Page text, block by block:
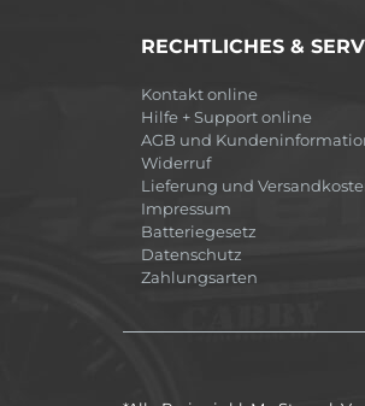
RECHTLICHES &
Kontakt online
Hilfe + Support online
AGB und
Widerruf
Lieferung und
Impressum
Batteriegesetz
Datenschutz
Zahlungsarten